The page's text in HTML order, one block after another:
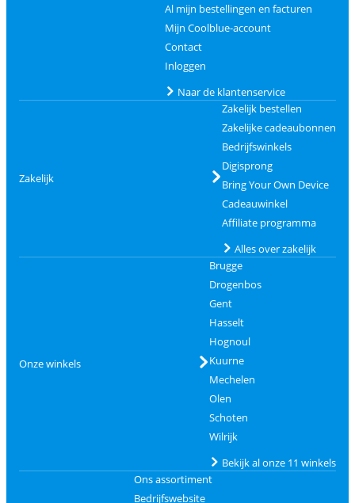
Al mijn bestellingen en facturen
Mijn Coolblue-account
Contact
Inloggen
Naar de klantenservice
Zakelijk
Zakelijk bestellen
Zakelijke cadeaubonnen
Bedrijfswinkels
Digisprong
Bring Your Own Device
Cadeauwinkel
Affiliate programma
Alles over zakelijk
Onze winkels
Brugge
Drogenbos
Gent
Hasselt
Hognoul
Kuurne
Mechelen
Olen
Schoten
Wilrijk
Bekijk al onze 11 winkels
Ons assortiment
Bedrijfswebsite